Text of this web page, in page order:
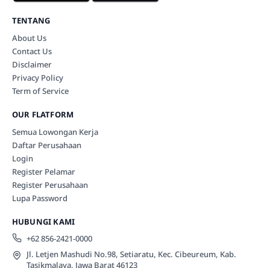
TENTANG
About Us
Contact Us
Disclaimer
Privacy Policy
Term of Service
OUR FLATFORM
Semua Lowongan Kerja
Daftar Perusahaan
Login
Register Pelamar
Register Perusahaan
Lupa Password
HUBUNGI KAMI
+62 856-2421-0000
Jl. Letjen Mashudi No.98, Setiaratu, Kec. Cibeureum, Kab.
Tasikmalaya, Jawa Barat 46123